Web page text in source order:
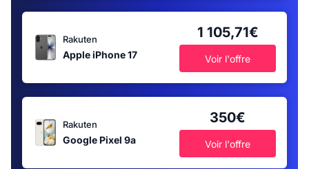
Rakuten
Apple iPhone 17
1 105,71€
Voir l'offre
Rakuten
Google Pixel 9a
350€
Voir l'offre